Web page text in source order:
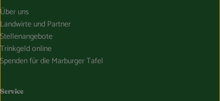
Über uns
Landwirte und Partner
Stellenangebote
Trinkgeld online
Spenden für die Marburger Tafel
Service